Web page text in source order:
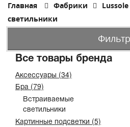
Главная Фабрики
светильники
Фильтр
Все товары бренда
Аксессуары (34)
Бра (79)
Встраиваемые
светильники
Картинные подсветки (5)